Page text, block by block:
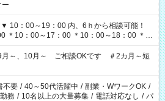
ー
10：00～19：00 内、6ｈから相談可能！
＊10：00～17：00 ＊10：00～18：00 ＊
12：00～19：00 ＊13：00～19：00
9月～、10月～ ご相談OKです ＃2カ月～短
不要 / 40～50代活躍中 / 副業・WワークOK /
務 / 10名以上の大量募集 / 電話対応なし / パ